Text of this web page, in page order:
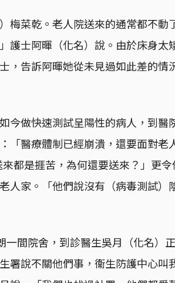
梅菜乾。老人院送來的通常都不動
護士阿暉（化名）說。由於床身太
，告訴阿暉她從未見過如此差的情
今做快速測試呈陽性的病人，到醫
「醫療體制已經崩潰，還要面對老
都是捱苦，為何還要送來？」更令
人家。「他們說沒有（病毒測試）
間院舍，到診醫生吳月（化名）
署說不關他們事，衞生防護中心叫